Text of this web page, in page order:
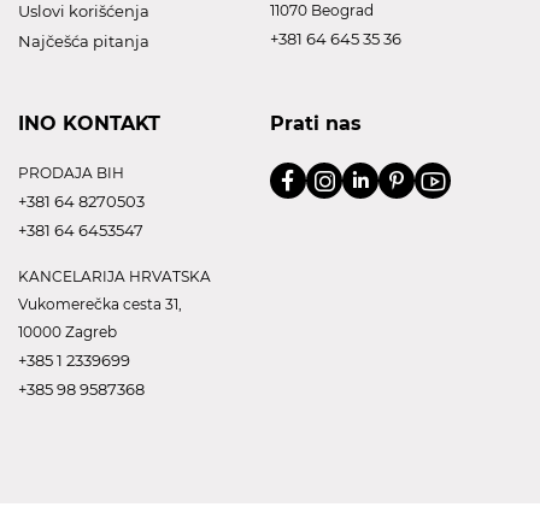
Uslovi korišćenja
Najčešća pitanja
11070 Beograd
+381 64 645 35 36
INO KONTAKT
PRODAJA BIH
+381 64 8270503
+381 64 6453547
KANCELARIJA HRVATSKA
Vukomerečka cesta 31,
10000 Zagreb
+385 1 2339699
+385 98 9587368
Prati nas